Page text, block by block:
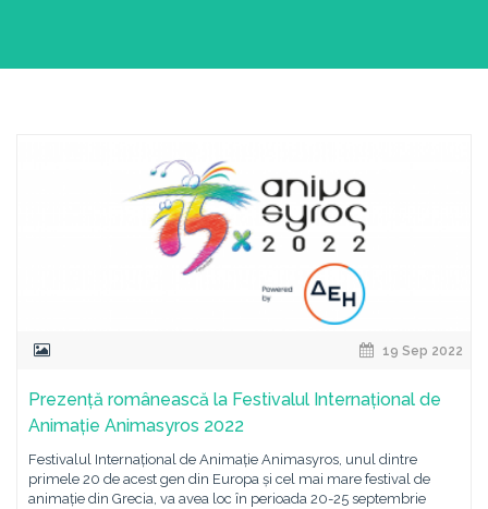
19 Sep 2022
Prezență românească la Festivalul Internațional de
Animație Animasyros 2022
Festivalul Internațional de Animație Animasyros, unul dintre
primele 20 de acest gen din Europa și cel mai mare festival de
animație din Grecia, va avea loc în perioada 20-25 septembrie